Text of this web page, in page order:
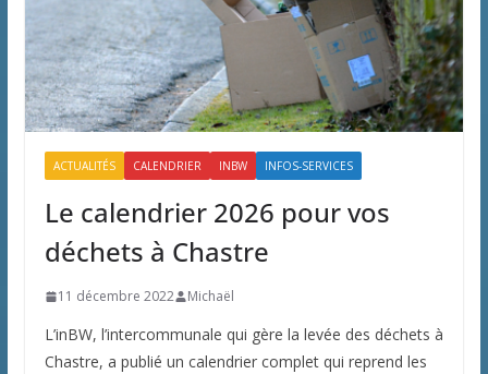
ACTUALITÉS CALENDRIER INBW INFOS-SERVICES
Le calendrier 2026 pour vos
déchets à Chastre
11 décembre 2022 Michaël
L’inBW, l’intercommunale qui gère la levée des déchets à
Chastre, a publié un calendrier complet qui reprend les